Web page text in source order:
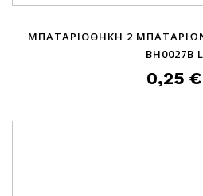
ΜΠΑΤΑΡΙΟΘΗΚΗ 2 ΜΠΑΤΑΡΙΩΝ
BH0027B
0,25 €